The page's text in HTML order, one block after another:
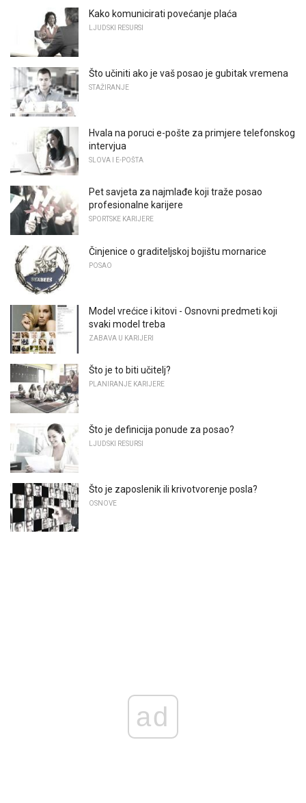
Kako komunicirati povećanje plaća
LJUDSKI RESURSI
Što učiniti ako je vaš posao je gubitak vremena
STAŽIRANJE
Hvala na poruci e-pošte za primjere telefonskog
intervjua
SLOVA I E-POŠTA
Pet savjeta za najmlađe koji traže posao
profesionalne karijere
SPORTSKE KARIJERE
Činjenice o graditeljskoj bojištu mornarice
POSAO
Model vrećice i kitovi - Osnovni predmeti koji
svaki model treba
ZABAVA U KARIJERI
Što je to biti učitelj?
PLANIRANJE KARIJERE
Što je definicija ponude za posao?
LJUDSKI RESURSI
Što je zaposlenik ili krivotvorenje posla?
OSNOVE
ad